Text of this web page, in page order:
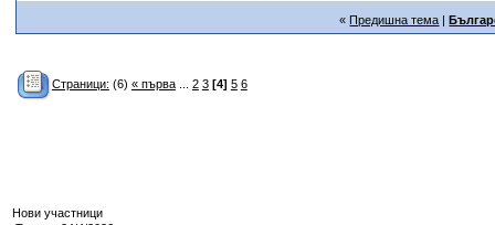
«Предишна тема |
Страници: (6) « първа... 2 3 [4] 5 6
Нови участници